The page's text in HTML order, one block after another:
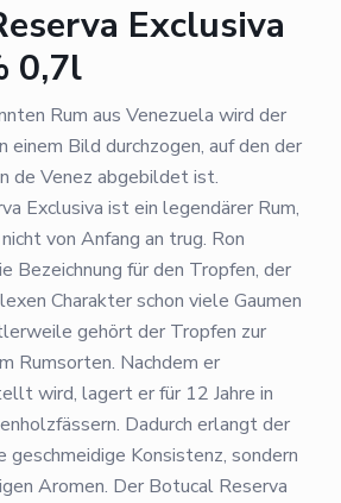
Exclusiva
0,7l
Rum aus Venezuela wird der
einem Bild durchzogen, auf den der
de Venez abgebildet ist.
Exclusiva ist ein legendärer Rum,
von Anfang an trug. Ron
Bezeichnung für den Tropfen, der
Charakter schon viele Gaumen
gehört der Tropfen zur
Rumsorten. Nachdem er
wird, lagert er für 12 Jahre in
Dadurch erlangt der
geschmeidige Konsistenz, sondern
Aromen. Der Botucal Reserva